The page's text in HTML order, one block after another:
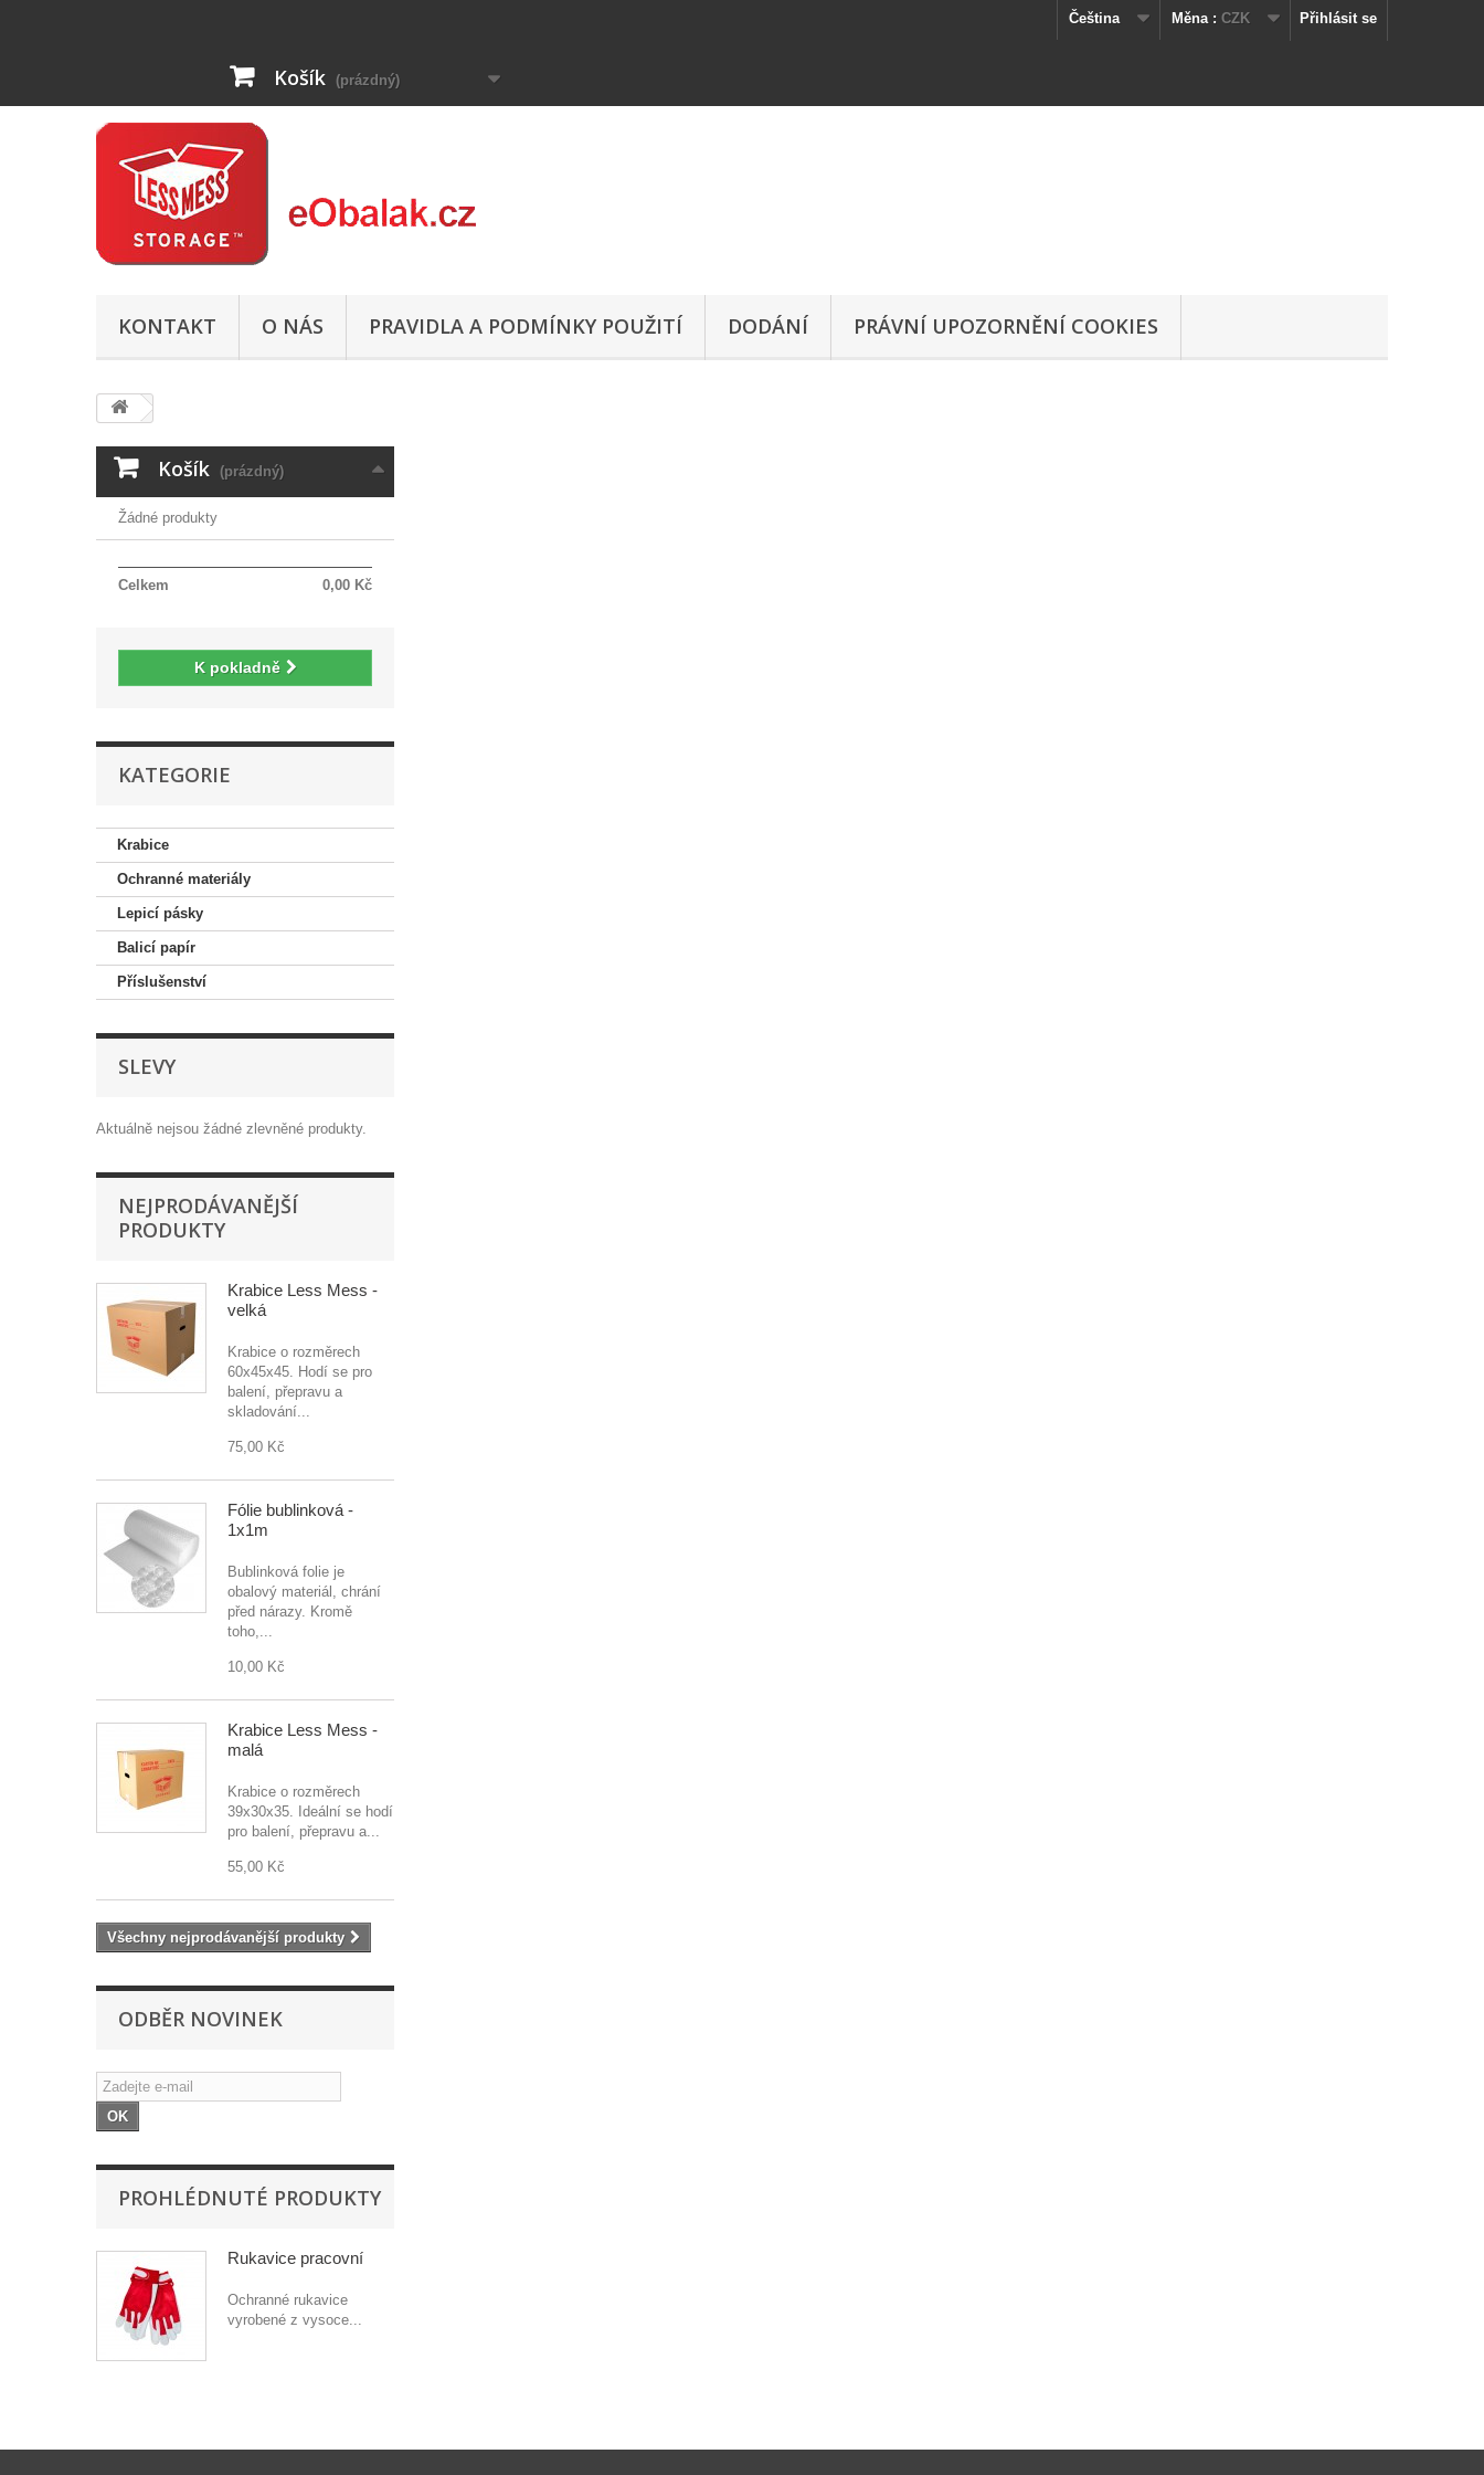
Košík (prázdný)
Přihlásit se
Měna : CZK
Čeština
KONTAKT O NÁS PRAVIDLA A PODMÍNKY POUŽITÍ DODÁNÍ PRÁVNÍ UPOZORNĚNÍ COOKIES
Košík (prázdný)
Žádné produkty
0,00 Kč
Celkem
K pokladně
KATEGORIE
Krabice
Ochranné materiály
Lepicí pásky
Balicí papír
Příslušenství
SLEVY
Aktuálně nejsou žádné zlevněné produkty.
NEJPRODÁVANĚJŠÍ
PRODUKTY
Krabice Less Mess -
velká
Krabice o rozměrech
60x45x45. Hodí se pro
balení, přepravu a
skladování...
75,00 Kč
Fólie bublinková -
1x1m
Bublinková folie je
obalový materiál, chrání
před nárazy. Kromě
toho,...
10,00 Kč
Krabice Less Mess -
malá
Krabice o rozměrech
39x30x35. Ideální se hodí
pro balení, přepravu a...
55,00 Kč
Všechny nejprodávanější produkty
ODBĚR NOVINEK
OK
PROHLÉDNUTÉ PRODUKTY
Rukavice pracovní
Ochranné rukavice
vyrobené z vysoce...